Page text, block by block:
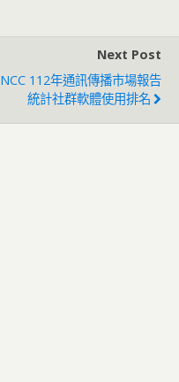
Next Post
NCC 112年通訊傳播市場報告
統計社群軟體使用排名